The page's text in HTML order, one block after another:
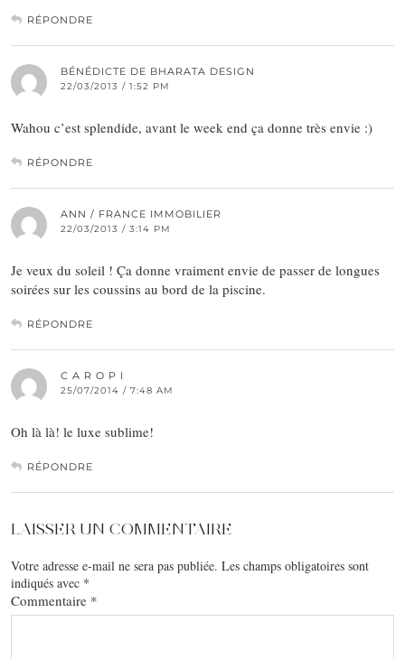
RÉPONDRE
BÉNÉDICTE DE BHARATA DESIGN
22/03/2013 / 1:52 PM
Wahou c’est splendide, avant le week end ça donne très envie :)
RÉPONDRE
ANN / FRANCE IMMOBILIER
22/03/2013 / 3:14 PM
Je veux du soleil ! Ça donne vraiment envie de passer de longues
soirées sur les coussins au bord de la piscine.
RÉPONDRE
C A R O P I
25/07/2014 / 7:48 AM
Oh là là! le luxe sublime!
RÉPONDRE
LAISSER UN COMMENTAIRE
Votre adresse e-mail ne sera pas publiée. Les champs obligatoires sont
indiqués avec *
Commentaire *